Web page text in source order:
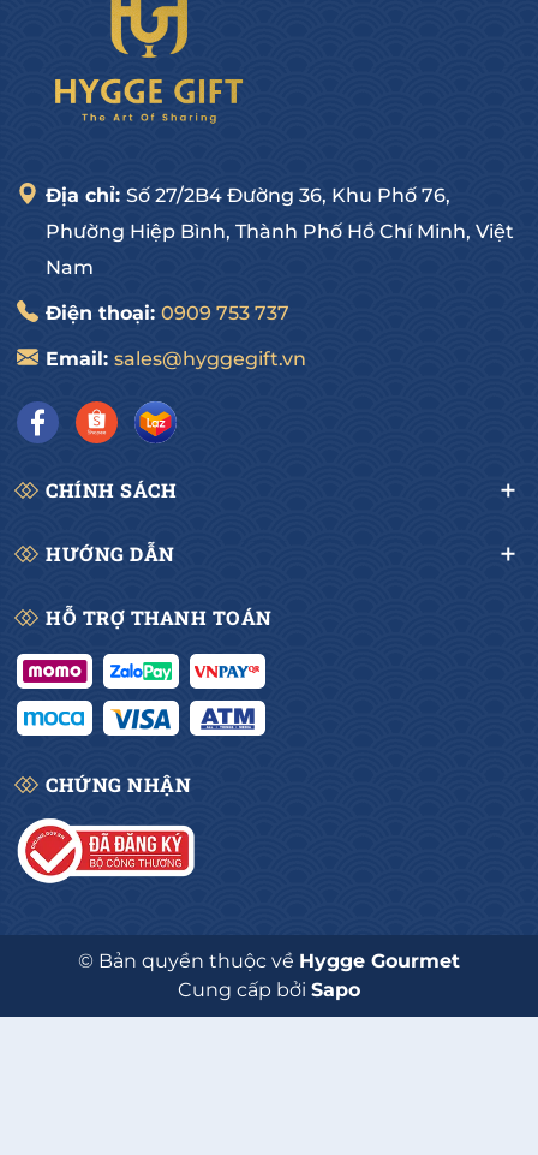
toàn quốc.
- Chiết khấu hấp dẫn.
- Đa dạng phân khúc, tối ưu ngân sách.
- Nhiều mẫu mã bắt mắt với sản phẩm trong và
nghiệp và tận tâm.
Quý khách hãy nhanh tay Inbox hoặc liên hệ: 0909
75 37 37 ngay để nhận Giá Ưu Đãi khi đặt hàng sớm.
-------------------------------------
HYGGE GOURMET
Địa chỉ: 27/2B4 Đường số 36, Hiệp Bình Chánh, Thủ
Địa chỉ: Số 27/2B4 Đường 36, Khu Phố 76,
Phường Hiệp Bình, Thành Phố Hồ Chí Minh, Việt
Nam
Điện thoại: 0909 753 737
Email: sales@hyggegift.vn
CHÍNH SÁCH
HƯỚNG DẪN
HỖ TRỢ THANH TOÁN
CHỨNG NHẬN
© Bản quyền thuộc về Hygge Gourmet
Cung cấp bởi Sapo